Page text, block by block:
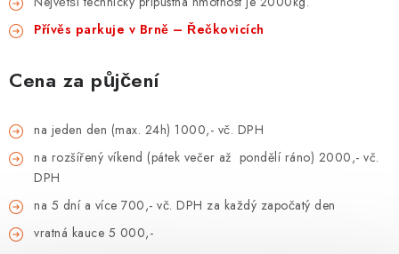
Přívěs parkuje v Brně – Řečkovicích
Cena za půjčení
na jeden den (max. 24h) 1000,- vč. DPH
na rozšířený víkend (pátek večer až pondělí ráno) 2000,- vč.
DPH
na 5 dní a více 700,- vč. DPH za každý započatý den
vratná kauce 5 000,-